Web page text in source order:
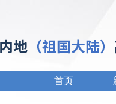
首页